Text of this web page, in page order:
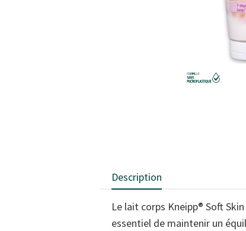
Description
Le lait corps Kneipp® Soft
essentiel de maintenir un